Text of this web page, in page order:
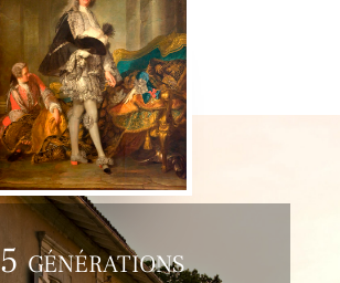
5 générations